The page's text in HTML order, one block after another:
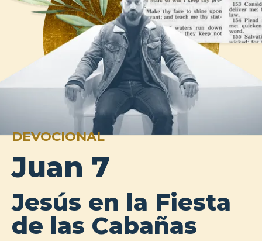
DEVOCIONAL
Juan 7
Jesús en la Fiesta
de las Cabañas